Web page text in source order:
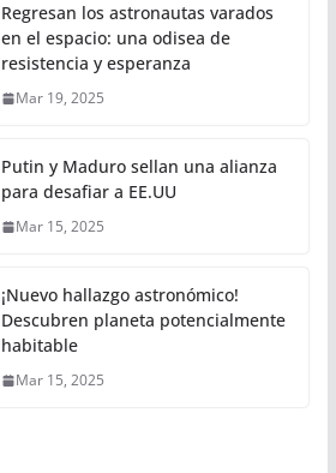
Regresan los astronautas varados
en el espacio: una odisea de
resistencia y esperanza
Mar 19, 2025
Putin y Maduro sellan una alianza
para desafiar a EE.UU
Mar 15, 2025
¡Nuevo hallazgo astronómico!
Descubren planeta potencialmente
habitable
Mar 15, 2025